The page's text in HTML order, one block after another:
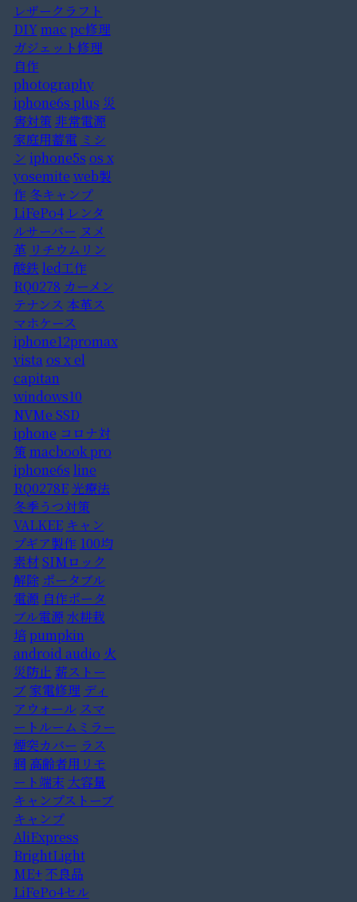
レザークラフト
DIYmac pc修理
ガジェット修理
自作
photography
iphone6s plus 災
害対策非常電源
家庭用蓄電 ミシ
ン iphone5s os x
yosemite web製
作 冬キャンプ
LiFePo4 レンタ
ルサーバー ヌメ
革 リチウムリン
酸鉄 led工作
RQ0278 カーメン
テナンス 本革ス
マホケース
iphone12promax
vistaos x el
capitan
windows10
NVMe SSD
iphone コロナ対
策macbook pro
iphone6s line
RQ0278E 光療法
冬季うつ対策
VALKEE キャン
プギア製作 100均
素材SIMロック
解除 ポータブル
電源 自作ポータ
ブル電源水耕栽
培pumpkin
android audio 火
災防止 薪ストー
ブ家電修理 ディ
アウォール スマ
ートルームミラー
煙突カバー ラス
網 高齢者用リモ
ート端末大容量
キャンプストーブ
キャンプ
AliExpress
BrightLight
ME+不良品
LiFePo4セル